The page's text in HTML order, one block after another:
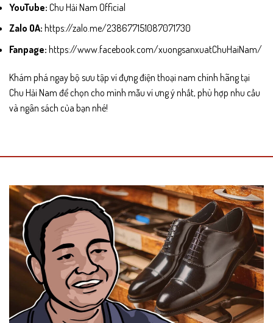
YouTube: Chu Hải Nam Official
Zalo OA: https://zalo.me/238677151087071730
Fanpage: https://www.facebook.com/xuongsanxuatChuHaiNam/
Khám phá ngay bộ sưu tập ví đựng điện thoại nam chính hãng tại
Chu Hải Nam để chọn cho mình mẫu ví ưng ý nhất, phù hợp nhu cầu
và ngân sách của bạn nhé!